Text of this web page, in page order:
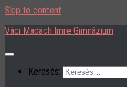
Skip to content
Váci Madách Imre Gimnázium
Keresés: